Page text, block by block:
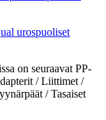
urospuoliset
on seuraavat PP-
/ Liittimet /
/ Tasaiset